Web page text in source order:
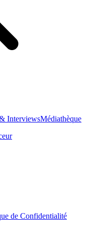
InterviewsMédiathèque
de Confidentialité